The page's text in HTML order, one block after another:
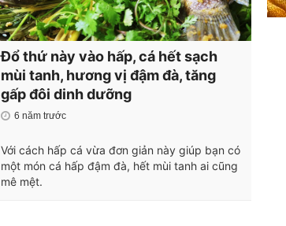
Đổ thứ này vào hấp, cá hết sạch
mùi tanh, hương vị đậm đà, tăng
gấp đôi dinh dưỡng
6 năm trước
Với cách hấp cá vừa đơn giản này giúp bạn có
một món cá hấp đậm đà, hết mùi tanh ai cũng
mê mệt.